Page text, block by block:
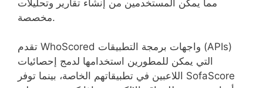
مما يمكّن المستخدمين من إنشاء تقارير وتحليلات
مخصصة.
تقدم WhoScored واجهات برمجة التطبيقات (APIs)
التي يمكن للمطورين استخدامها لدمج إحصائيات
اللاعبين في تطبيقاتهم الخاصة، بينما توفر SofaScore